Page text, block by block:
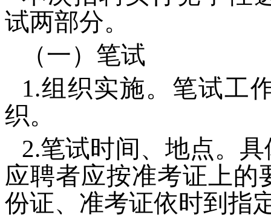
试两部分。
（一）笔试
1.组织实施。笔试工
织。
2.笔试时间、地点。
应聘者应按准考证上的
份证、准考证依时到指